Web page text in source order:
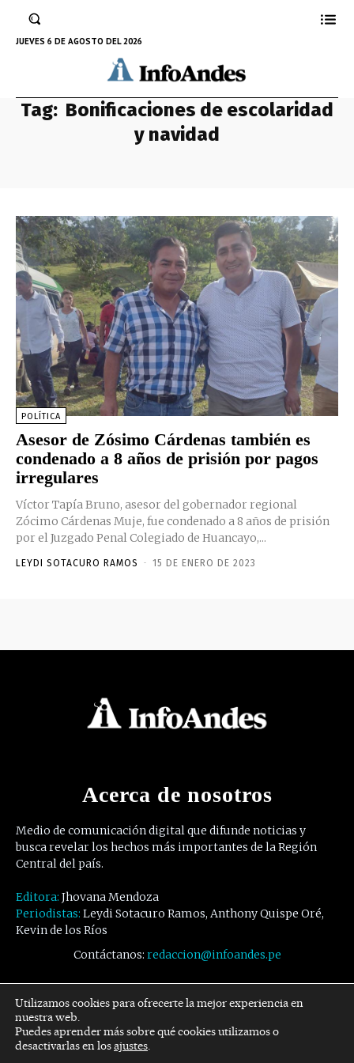
JUEVES 6 DE AGOSTO DEL 2026
Tag: Bonificaciones de escolaridad
y navidad
POLÍTICA
Asesor de Zósimo Cárdenas también es
condenado a 8 años de prisión por pagos
irregulares
Víctor Tapía Bruno, asesor del gobernador regional
Zócimo Cárdenas Muje, fue condenado a 8 años de prisión
por el Juzgado Penal Colegiado de Huancayo,...
LEYDI SOTACURO RAMOS - 15 DE ENERO DE 2023
Acerca de nosotros
Medio de comunicación digital que difunde noticias y
busca revelar los hechos más importantes de la Región
Central del país.
Editora: Jhovana Mendoza
Periodistas: Leydi Sotacuro Ramos, Anthony Quispe Oré,
Kevin de los Ríos
Contáctanos: redaccion@infoandes.pe
Síguenos
Facebook Twitter Youtube
Utilizamos cookies para ofrecerte la mejor experiencia en
nuestra web.
Puedes aprender más sobre qué cookies utilizamos o
desactivarlas en losajustes.